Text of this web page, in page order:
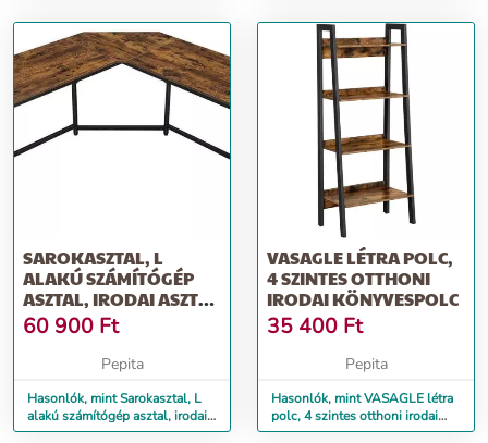
SAROKASZTAL, L
ALAKÚ SZÁMÍTÓGÉP
ASZTAL, IRODAI ASZTAL
149 X 149 X...
60 900 Ft
Pepita
Hasonlók, mint Sarokasztal, L
alakú számítógép asztal, irodai
asztal 149 x 149 x...
VASAGLE LÉTRA POLC,
4 SZINTES OTTHONI
IRODAI KÖNYVESPOLC
35 400 Ft
Pepita
Hasonlók, mint VASAGLE létra
polc, 4 szintes otthoni irodai
könyvespolc